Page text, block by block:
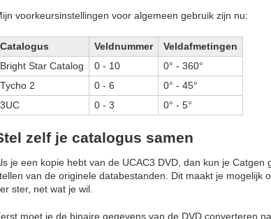
voorkeursinstellingen voor algemeen gebruik zijn nu:
Catalogus Veldnummer
Veldafmetingen
Bright Star Catalog
0 - 10
0° - 360°
Tycho 2
0 - 6
0° - 45°
3UC
0 - 3 0° - 5°
zelf je catalogus samen
je een kopie hebt van de UCAC3 DVD, dan kun je
van de originele databestanden. Dit maakt je mogelijk
ster, net wat je wil.
moet je de binaire gegevens van de DVD converteren